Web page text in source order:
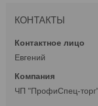
КОНТАКТЫ
Евгений
ЧП "ПрофиСпец-